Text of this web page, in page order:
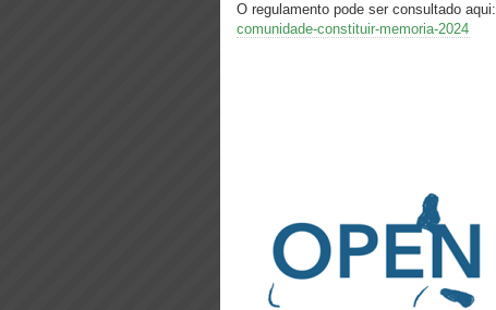
O regulamento pode ser consultado aqui:
comunidade-constituir-memoria-2024